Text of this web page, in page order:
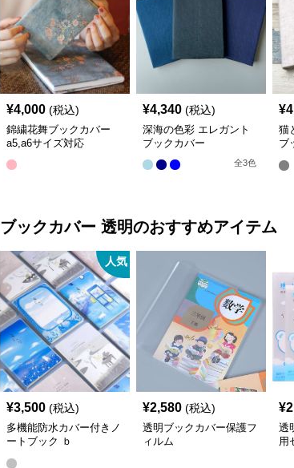
¥4,000 (税込)
錦繍花舞ブックカバー
a5,a6サイズ対応
¥4,340 (税込)
深海の色彩 エレガント
ブックカバー
全3色
¥
猫
ブ
ブックカバー 透明のおすすめアイテム
人気
¥3,500 (税込)
多機能防水カバー付きノ
ートブック ｂ
¥2,580 (税込)
透明ブックカバー保護フ
ィルム
¥
透
用